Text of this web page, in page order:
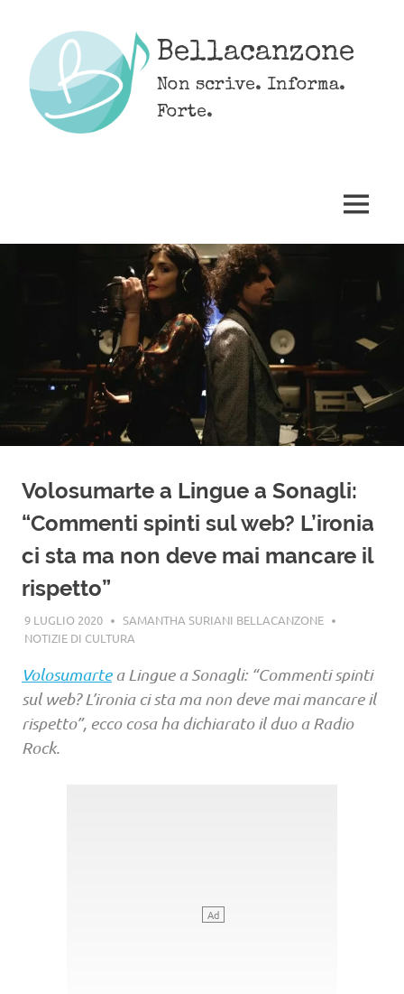
content
Bellacanzone
Non scrive. Informa.
Forte.
MENU
Volosumarte a Lingue a Sonagli:
“Commenti spinti sul web? L’ironia
ci sta ma non deve mai mancare il
rispetto”
9 LUGLIO 2020
SAMANTHA SURIANI BELLACANZONE
NOTIZIE DI CULTURA
Volosumartea Lingue a Sonagli: “Commenti spinti
sul web? L’ironia ci sta ma non deve mai mancare il
rispetto”, ecco cosa ha dichiarato il duo a Radio
Rock.